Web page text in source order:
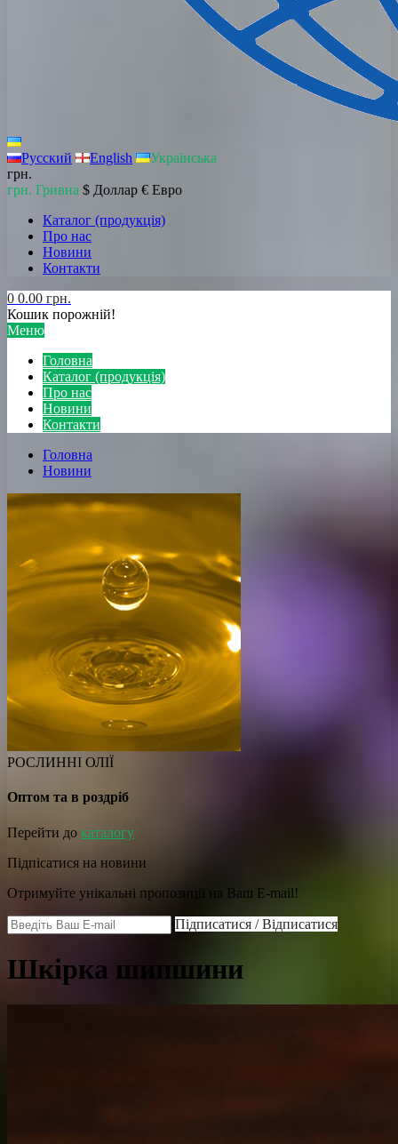
Русский English
Українська
грн.
грн. Гривна $ Доллар € Евро
Каталог (продукція)
Про нас
Новини
Контакти
0 0.00 грн.
Кошик порожній!
Меню
Головна
Каталог (продукція)
Про нас
Новини
Контакти
Головна
Новини
РОСЛИННІ ОЛІЇ
Оптом та в роздріб
Перейти до каталогу
Підпісатися на новини
Отримуйте унікальні пропозиції на Ваш E-mail!
Підписатися / Відписатися
Шкірка шипшини